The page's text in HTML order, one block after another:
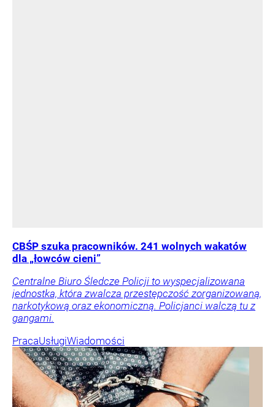
CBŚP szuka pracowników. 241 wolnych wakatów
dla „łowców cieni”
Centralne Biuro Śledcze Policji to wyspecjalizowana
jednostka, która zwalcza przestępczość zorganizowaną,
narkotykową oraz ekonomiczną. Policjanci walczą tu z
gangami.
PracaUsługiWiadomości